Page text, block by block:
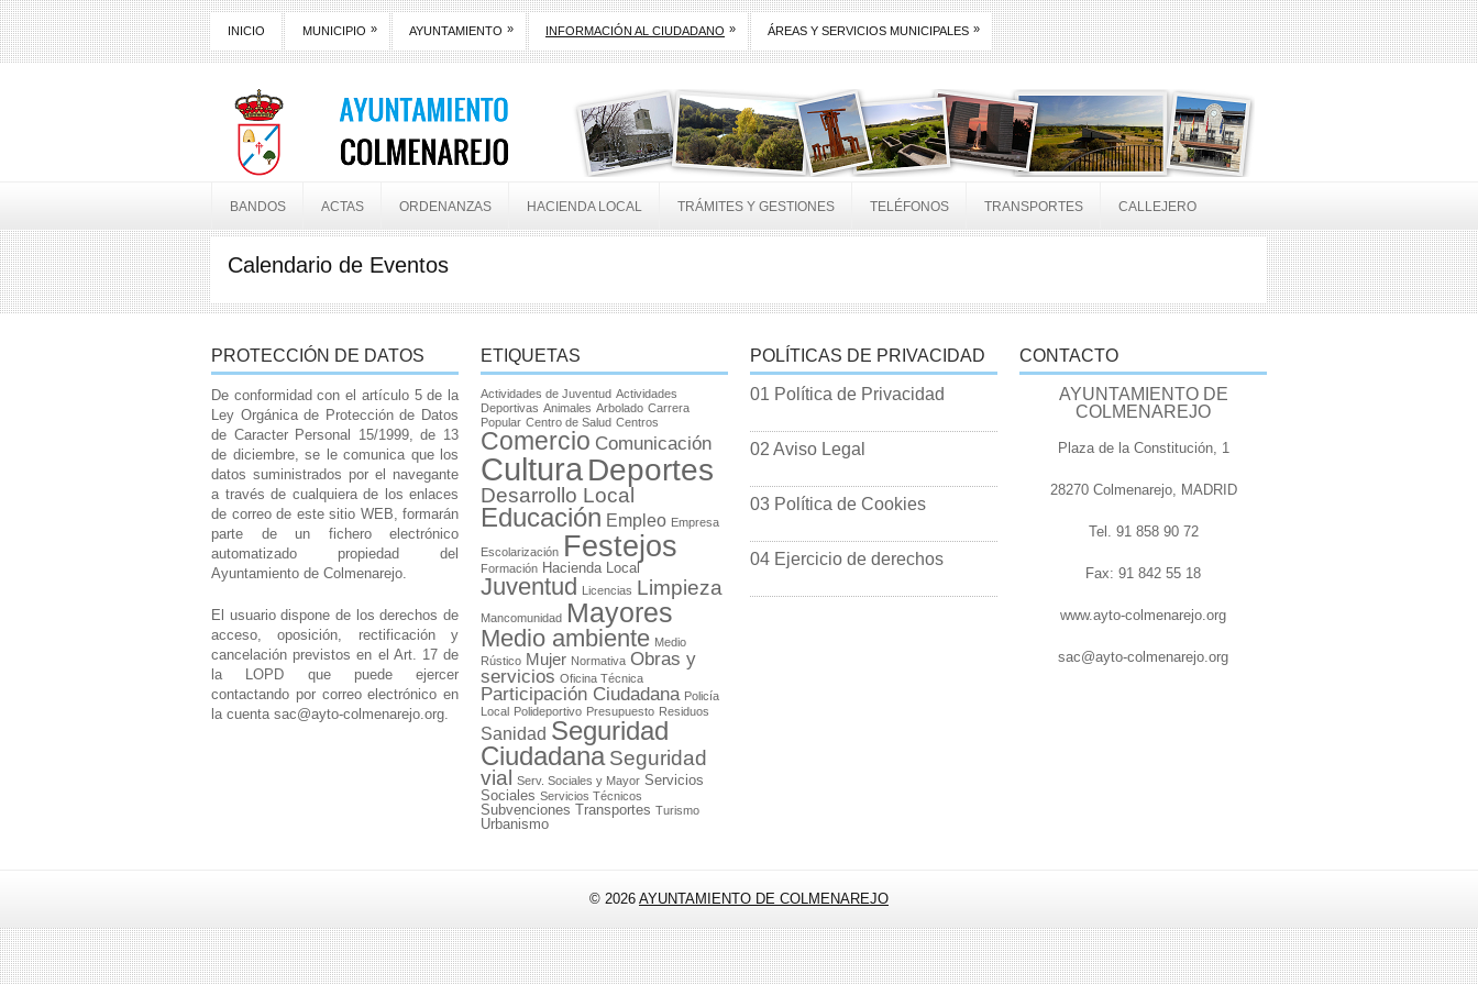
INICIO MUNICIPIO » AYUNTAMIENTO » INFORMACIÓN AL CIUDADANO » ÁREAS Y SERVICIOS MUNICIPALES »
BANDOS ACTAS ORDENANZAS HACIENDA LOCAL TRÁMITES Y GESTIONES TELÉFONOS TRANSPORTES CALLEJERO
Calendario de Eventos
PROTECCIÓN DE DATOS
De conformidad con el artículo 5 de la
Ley Orgánica de Protección de Datos
de Caracter Personal 15/1999, de 13
de diciembre, se le comunica que los
datos suministrados por el navegante
a través de cualquiera de los enlaces
de correo de este sitio WEB, formarán
parte de un fichero electrónico
automatizado propiedad del
Ayuntamiento de Colmenarejo.
El usuario dispone de los derechos de
acceso, oposición, rectificación y
cancelación previstos en el Art. 17 de
la LOPD que puede ejercer
contactando por correo electrónico en
la cuenta sac@ayto-colmenarejo.org.
ETIQUETAS
Actividades de Juventud Actividades
Deportivas Animales Arbolado Carrera
Popular Centro de Salud Centros
Comercio Comunicación
CulturaDeportes
Desarrollo Local
Educación Empleo Empresa
Escolarización Festejos
Formación Hacienda Local
Juventud Licencias Limpieza
Mancomunidad Mayores
Medio ambiente Medio
Rústico Mujer Normativa Obras y
servicios Oficina Técnica
Participación Ciudadana Policía
Local Polideportivo Presupuesto Residuos
Sanidad Seguridad
Ciudadana Seguridad
vial
Serv. Sociales y Mayor Servicios
Sociales Servicios Técnicos
Subvenciones Transportes Turismo
Urbanismo
POLÍTICAS DE PRIVACIDAD
01 Política de Privacidad
02 Aviso Legal
03 Política de Cookies
04 Ejercicio de derechos
CONTACTO
AYUNTAMIENTO DE
COLMENAREJO
Plaza de la Constitución, 1
28270 Colmenarejo, MADRID
Tel. 91 858 90 72
Fax: 91 842 55 18
www.ayto-colmenarejo.org
sac@ayto-colmenarejo.org
© 2026 AYUNTAMIENTO DE COLMENAREJO